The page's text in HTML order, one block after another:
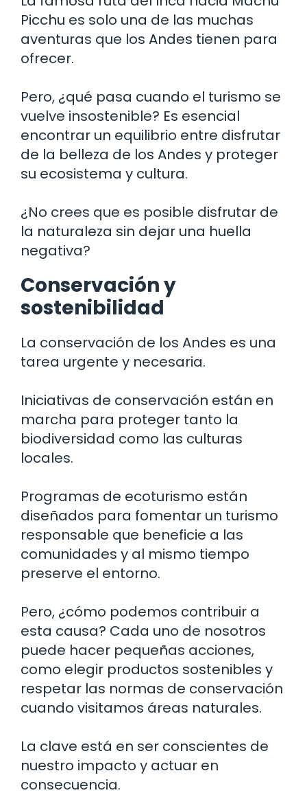
Picchu es solo una de las muchas
aventuras que los Andes tienen para
ofrecer.
Pero, ¿qué pasa cuando el turismo se
vuelve insostenible? Es esencial
encontrar un equilibrio entre disfrutar
de la belleza de los Andes y proteger
su ecosistema y cultura.
¿No crees que es posible disfrutar de
la naturaleza sin dejar una huella
negativa?
Conservación y
sostenibilidad
La conservación de los Andes es una
tarea urgente y necesaria.
Iniciativas de conservación están en
marcha para proteger tanto la
biodiversidad como las culturas
locales.
Programas de ecoturismo están
diseñados para fomentar un turismo
responsable que beneficie a las
comunidades y al mismo tiempo
preserve el entorno.
Pero, ¿cómo podemos contribuir a
esta causa? Cada uno de nosotros
puede hacer pequeñas acciones,
como elegir productos sostenibles y
respetar las normas de conservación
cuando visitamos áreas naturales.
La clave está en ser conscientes de
nuestro impacto y actuar en
consecuencia.